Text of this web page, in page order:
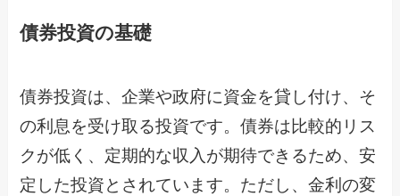
債券投資の基礎
債券投資は、企業や政府に資金を貸し付け、そ
の利息を受け取る投資です。債券は比較的リス
クが低く、定期的な収入が期待できるため、安
定した投資とされています。ただし、金利の変